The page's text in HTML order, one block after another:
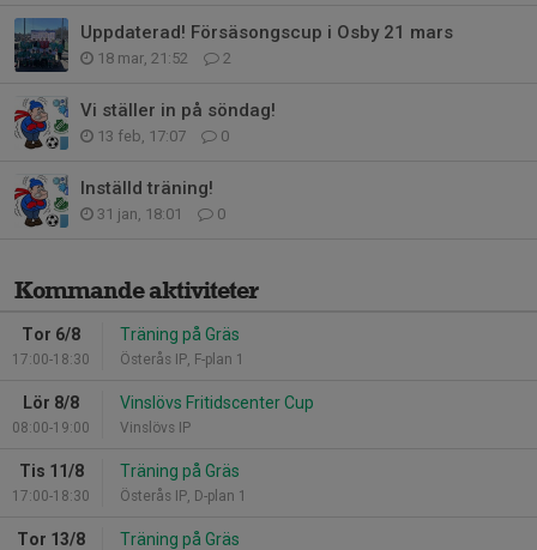
Uppdaterad! Försäsongscup i Osby 21 mars
18 mar, 21:52 2
Vi ställer in på söndag!
13 feb, 17:07 0
Inställd träning!
31 jan, 18:01 0
Kommande aktiviteter
Tor 6/8
17:00-18:30
Träning på Gräs
Österås IP, F-plan 1
Lör 8/8
08:00-19:00
Vinslövs Fritidscenter Cup
Vinslövs IP
Tis 11/8
17:00-18:30
Träning på Gräs
Österås IP, D-plan 1
Tor 13/8 Träning på Gräs